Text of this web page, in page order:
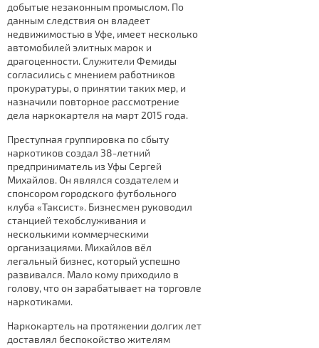
добытые незаконным промыслом. По
данным следствия он владеет
недвижимостью в Уфе, имеет несколько
автомобилей элитных марок и
драгоценности. Служители Фемиды
согласились с мнением работников
прокуратуры, о принятии таких мер, и
назначили повторное рассмотрение
дела наркокартеля на март 2015 года.
Преступная группировка по сбыту
наркотиков создал 38-летний
предприниматель из Уфы Сергей
Михайлов. Он являлся создателем и
спонсором городского футбольного
клуба «Таксист». Бизнесмен руководил
станцией техобслуживания и
несколькими коммерческими
организациями. Михайлов вёл
легальный бизнес, который успешно
развивался. Мало кому приходило в
голову, что он зарабатывает на торговле
наркотиками.
Наркокартель на протяжении долгих лет
доставлял беспокойство жителям